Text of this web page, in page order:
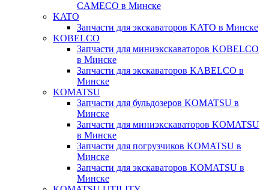
CAMECO в Минске
KATO
Запчасти для экскаваторов KATO в Минске
KOBELCO
Запчасти для миниэкскаваторов KOBELCO
в Минске
Запчасти для экскаваторов KABELCO в
Минске
KOMATSU
Запчасти для бульдозеров KOMATSU в
Минске
Запчасти для миниэкскаваторов KOMATSU
в Минске
Запчасти для погрузчиков KOMATSU в
Минске
Запчасти для экскаваторов KOMATSU в
Минске